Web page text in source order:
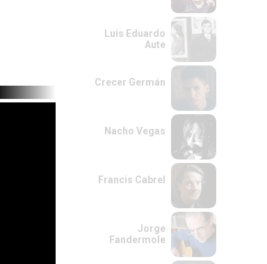
Luis Eduardo
Aute
Crecer Germán
Nacho Vegas
Francis Cabrel
Jorge
Fandermole